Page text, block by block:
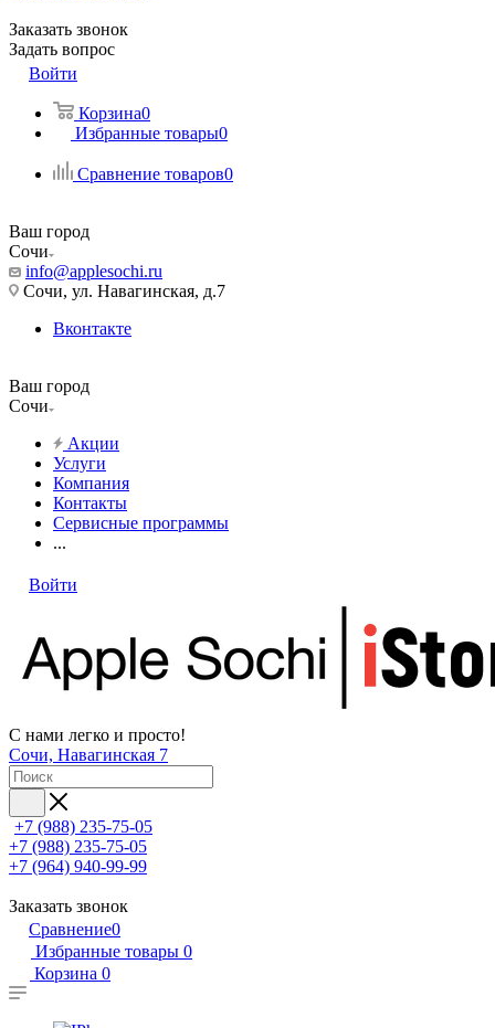
Заказать звонок
Задать вопрос
Войти
Корзина0
Избранные товары0
Сравнение товаров0
Ваш город
Сочи
info@applesochi.ru
Сочи, ул. Навагинская, д.7
Вконтакте
Ваш город
Сочи
Акции
Услуги
Компания
Контакты
Сервисные программы
...
Войти
С нами легко и просто!
Сочи, Навагинская 7
+7 (988) 235-75-05
+7 (988) 235-75-05
+7 (964) 940-99-99
Заказать звонок
Сравнение0
Избранные товары 0
Корзина 0